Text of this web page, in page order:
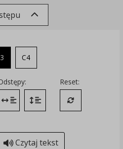
C4
Zmień odstęp między literami
Zmień interlinię i margines
Reset:
Przywróć
Czytaj tekst